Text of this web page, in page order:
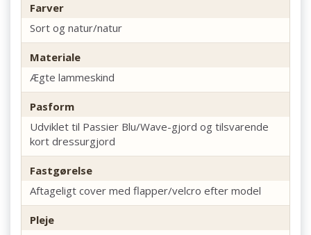
Farver
Sort og natur/natur
Materiale
Ægte lammeskind
Pasform
Udviklet til Passier Blu/Wave-gjord og tilsvarende
kort dressurgjord
Fastgørelse
Aftageligt cover med flapper/velcro efter model
Pleje